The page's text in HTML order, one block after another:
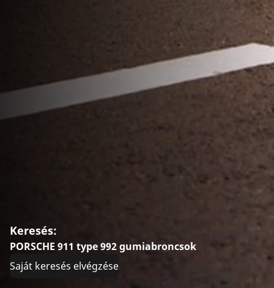
Keresés:
PORSCHE 911 type 992 gumiabroncsok
Saját keresés elvégzése